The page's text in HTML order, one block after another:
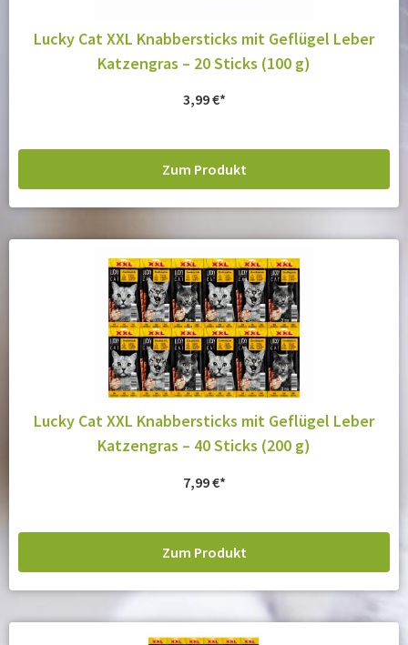
Lucky Cat XXL Knabbersticks mit Geflügel Leber
Katzengras – 20 Sticks (100 g)
3,99€
Zum Produkt
Lucky Cat XXL Knabbersticks mit Geflügel Leber
Katzengras – 40 Sticks (200 g)
7,99€
Zum Produkt